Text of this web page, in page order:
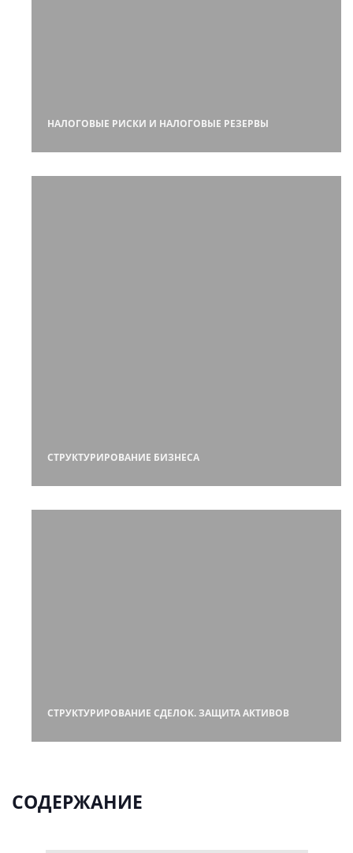
НАЛОГОВЫЕ РИСКИ И НАЛОГОВЫЕ РЕЗЕРВЫ
СТРУКТУРИРОВАНИЕ БИЗНЕСА
СТРУКТУРИРОВАНИЕ СДЕЛОК. ЗАЩИТА АКТИВОВ
СОДЕРЖАНИЕ